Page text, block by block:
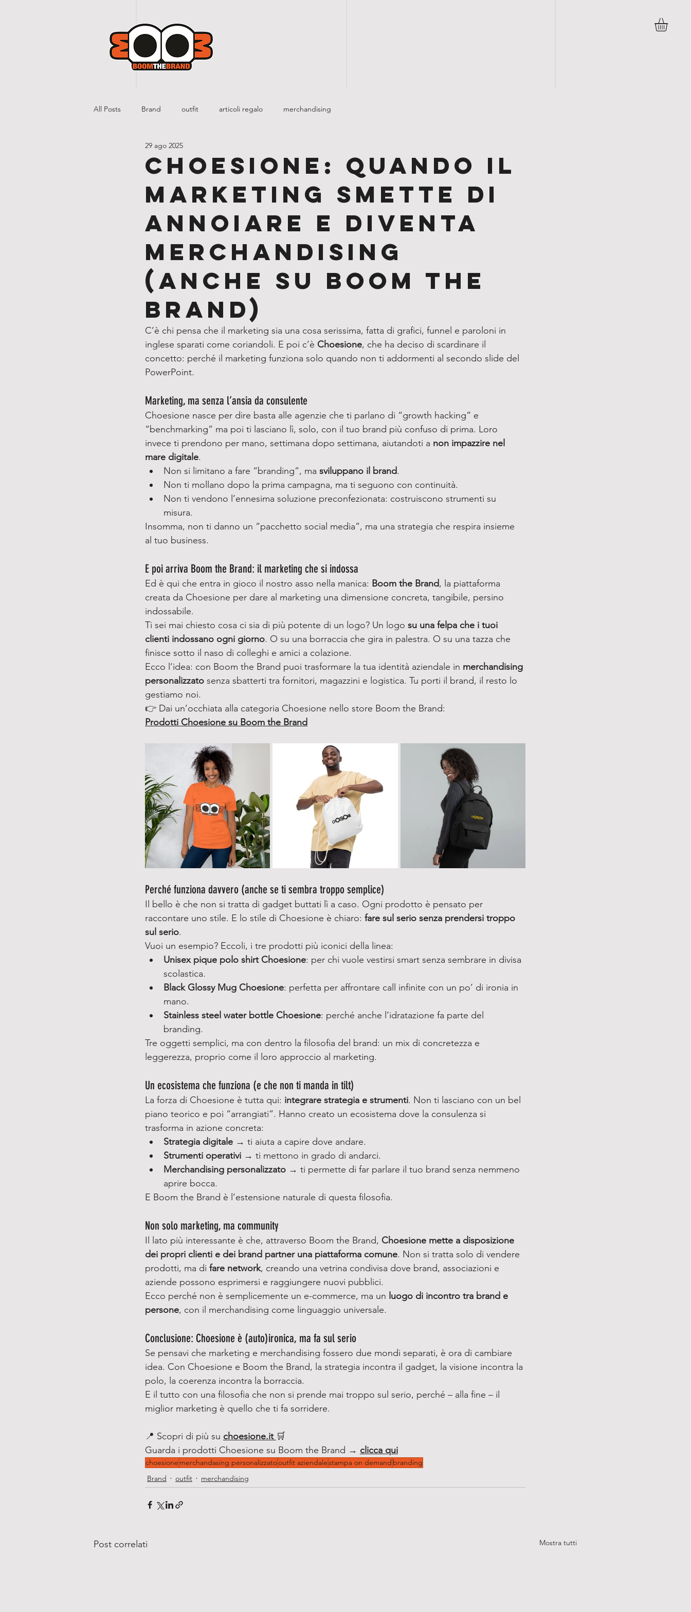
All Posts Brand outfit articoli regalo merchandising
Choesione: quando il
marketing smette di
annoiare e diventa
merchandising
(anche su Boom the
Brand)
29 ago 2025
C’è chi pensa che il marketing sia una cosa serissima, fatta di grafici, funnel e paroloni in
inglese sparati come coriandoli. E poi c’è Choesione, che ha deciso di scardinare il
concetto: perché il marketing funziona solo quando non ti addormenti al secondo slide del
PowerPoint.
Marketing, ma senza l’ansia da consulente
Choesione nasce per dire basta alle agenzie che ti parlano di “growth hacking” e
“benchmarking” ma poi ti lasciano lì, solo, con il tuo brand più confuso di prima. Loro
invece ti prendono per mano, settimana dopo settimana, aiutandoti a non impazzire nel
mare digitale.
Non si limitano a fare “branding”, ma sviluppano il brand.
Non ti mollano dopo la prima campagna, ma ti seguono con continuità.
Non ti vendono l’ennesima soluzione preconfezionata: costruiscono strumenti su
misura.
Insomma, non ti danno un “pacchetto social media”, ma una strategia che respira insieme
al tuo business.
E poi arriva Boom the Brand: il marketing che si indossa
Ed è qui che entra in gioco il nostro asso nella manica: Boom the Brand, la piattaforma
creata da Choesione per dare al marketing una dimensione concreta, tangibile, persino
indossabile.
Ti sei mai chiesto cosa ci sia di più potente di un logo? Un logo su una felpa che i tuoi
clienti indossano ogni giorno. O su una borraccia che gira in palestra. O su una tazza che
finisce sotto il naso di colleghi e amici a colazione.
Ecco l’idea: con Boom the Brand puoi trasformare la tua identità aziendale in merchandising
personalizzato senza sbatterti tra fornitori, magazzini e logistica. Tu porti il brand, il resto lo
gestiamo noi.
👉 Dai un’occhiata alla categoria Choesione nello store Boom the Brand:
Prodotti Choesione su Boom the Brand
Perché funziona davvero (anche se ti sembra troppo semplice)
Il bello è che non si tratta di gadget buttati lì a caso. Ogni prodotto è pensato per
raccontare uno stile. E lo stile di Choesione è chiaro: fare sul serio senza prendersi troppo
sul serio.
Vuoi un esempio? Eccoli, i tre prodotti più iconici della linea:
Unisex pique polo shirt Choesione: per chi vuole vestirsi smart senza sembrare in divisa
scolastica.
Black Glossy Mug Choesione: perfetta per affrontare call infinite con un po’ di ironia in
mano.
Stainless steel water bottle Choesione: perché anche l’idratazione fa parte del
branding.
Tre oggetti semplici, ma con dentro la filosofia del brand: un mix di concretezza e
leggerezza, proprio come il loro approccio al marketing.
Un ecosistema che funziona (e che non ti manda in tilt)
La forza di Choesione è tutta qui: integrare strategia e strumenti. Non ti lasciano con un bel
piano teorico e poi “arrangiati”. Hanno creato un ecosistema dove la consulenza si
trasforma in azione concreta:
Strategia digitale → ti aiuta a capire dove andare.
Strumenti operativi → ti mettono in grado di andarci.
Merchandising personalizzato → ti permette di far parlare il tuo brand senza nemmeno
aprire bocca.
E Boom the Brand è l’estensione naturale di questa filosofia.
Non solo marketing, ma community
Il lato più interessante è che, attraverso Boom the Brand, Choesione mette a disposizione
dei propri clienti e dei brand partner una piattaforma comune. Non si tratta solo di vendere
prodotti, ma di fare network, creando una vetrina condivisa dove brand, associazioni e
aziende possono esprimersi e raggiungere nuovi pubblici.
Ecco perché non è semplicemente un e-commerce, ma un luogo di incontro tra brand e
persone, con il merchandising come linguaggio universale.
Conclusione: Choesione è (auto)ironica, ma fa sul serio
Se pensavi che marketing e merchandising fossero due mondi separati, è ora di cambiare
idea. Con Choesione e Boom the Brand, la strategia incontra il gadget, la visione incontra la
polo, la coerenza incontra la borraccia.
E il tutto con una filosofia che non si prende mai troppo sul serio, perché – alla fine – il
miglior marketing è quello che ti fa sorridere.
📍 Scopri di più su choesione.it 🛒
Guarda i prodotti Choesione su Boom the Brand → clicca qui
choesione merchandasing personalizzatooutfit aziendalestampa on demand branding
Brand
outfit merchandising
Post correlati Mostra tutti